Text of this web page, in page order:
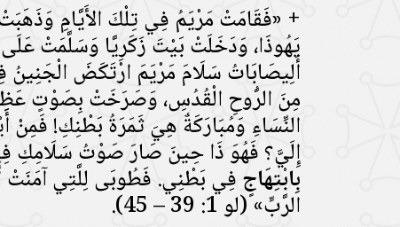
+ «فَقَامَتْ مَرْيَمُ فِي تِلْكَ الأَيَّامِ
يَهُوذَا، وَدَخَلَتْ بَيْتَ زَكَرِيَّا وَسَلَّمَتْ
أَلِيصَابَاتُ سَلَامَ مَرْيَمَ ارْتَكَضَ الْجَنِينُ
مِنَ الرُّوحِ الْقُدُسِ، وَصَرَخَتْ بِصَوْتٍ
النِّسَاءِ وَمُبَارَكَةٌ هِيَ ثَمَرَةُ بَطْنِكِ! فَمِنْ
إِلَيَّ؟ فَهُوَ ذَا حِينَ صَارَ صَوْتُ سَلَامِكِ
بِابْتِهَاجٍفِي بَطْنِي. فَطُوبَى لِلَّتِي آمَنَتْ
الرَّبِّ» (لو 1: 39 – 45).